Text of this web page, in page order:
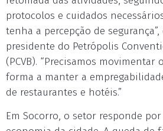
protocolos e cuidados
tenha a percepção de
presidente do Petrópolis
(PCVB). “Precisamos movimentar
forma a manter a
de restaurantes e hotéis.”
Em Socorro, o setor responde